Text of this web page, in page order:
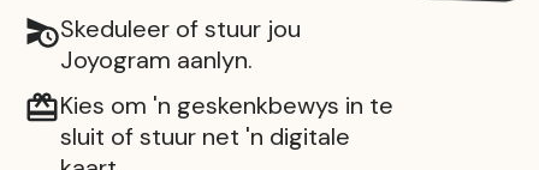
Skeduleer of stuur jou
Joyogram aanlyn.
Kies om 'n geskenkbewys in te
sluit of stuur net 'n digitale